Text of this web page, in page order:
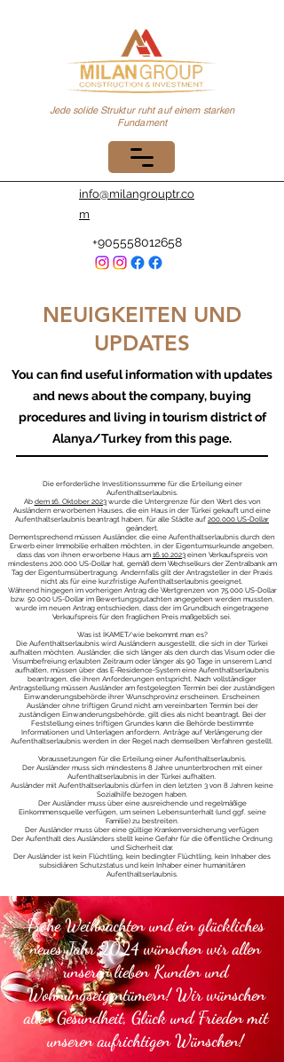
Jede solide Struktur ruht auf einem starken
Fundament
+905558012658
info@milangrouptr.co
m
NEUIGKEITEN UND
UPDATES
You can find useful information with updates
and news about the company, buying
procedures and living in tourism district of
Alanya/Turkey from this page.
Die erforderliche Investitionssumme für die Erteilung einer
Aufenthaltserlaubnis.
Ab dem 16. Oktober 2023wurde die Untergrenze für den Wert des von
Ausländern erworbenen Hauses, die ein Haus in der Türkei gekauft und eine
Aufenthaltserlaubnis beantragt haben, für alle Städte auf 200.000 US-Dollar
geändert.
Dementsprechend müssen Ausländer, die eine Aufenthaltserlaubnis durch den
Erwerb einer Immobilie erhalten möchten, in der Eigentumsurkunde angeben,
dass das von ihnen erworbene Haus am 16.10.2023einen Verkaufspreis von
mindestens 200.000 US-Dollar hat, gemäß dem Wechselkurs der Zentralbank am
Tag der Eigentumsübertragung. Andernfalls gilt der Antragsteller in der Praxis
nicht als für eine kurzfristige Aufenthaltserlaubnis geeignet.
Während hingegen im vorherigen Antrag die Wertgrenzen von 75.000 US-Dollar
bzw. 50.000 US-Dollar im Bewertungsgutachten angegeben werden mussten,
wurde im neuen Antrag entschieden, dass der im Grundbuch eingetragene
Verkaufspreis für den fraglichen Preis maßgeblich sei.
Was ist İKAMET/wie bekommt man es?
Die Aufenthaltserlaubnis wird Ausländern ausgestellt, die sich in der Türkei
aufhalten möchten. Ausländer, die sich länger als den durch das Visum oder die
Visumbefreiung erlaubten Zeitraum oder länger als 90 Tage in unserem Land
aufhalten, müssen über das E-Residence-System eine Aufenthaltserlaubnis
beantragen, die ihren Anforderungen entspricht. Nach vollständiger
Antragstellung müssen Ausländer am festgelegten Termin bei der zuständigen
Einwanderungsbehörde ihrer Wunschprovinz erscheinen. Erscheinen
Ausländer ohne triftigen Grund nicht am vereinbarten Termin bei der
zuständigen Einwanderungsbehörde, gilt dies als nicht beantragt. Bei der
Feststellung eines triftigen Grundes kann die Behörde bestimmte
Informationen und Unterlagen anfordern. Anträge auf Verlängerung der
Aufenthaltserlaubnis werden in der Regel nach demselben Verfahren gestellt.
Voraussetzungen für die Erteilung einer Aufenthaltserlaubnis.
Der Ausländer muss sich mindestens 8 Jahre ununterbrochen mit einer
Aufenthaltserlaubnis in der Türkei aufhalten.
Ausländer mit Aufenthaltserlaubnis dürfen in den letzten 3 von 8 Jahren keine
Sozialhilfe bezogen haben.
Der Ausländer muss über eine ausreichende und regelmäßige
Einkommensquelle verfügen, um seinen Lebensunterhalt (und ggf. seine
Familie) zu bestreiten.
Der Ausländer muss über eine gültige Krankenversicherung verfügen
Der Aufenthalt des Ausländers stellt keine Gefahr für die öffentliche Ordnung
und Sicherheit dar.
Der Ausländer ist kein Flüchtling, kein bedingter Flüchtling, kein Inhaber des
subsidiären Schutzstatus und kein Inhaber einer humanitären
Aufenthaltserlaubnis.
Frohe Weihnachten und ein glückliches
neues Jahr 2024 wünschen wir allen
unseren lieben Kunden und
Wohnungseigentümern! Wir wünschen
allen Gesundheit, Glück und Frieden mit
unseren aufrichtigen Wünschen!